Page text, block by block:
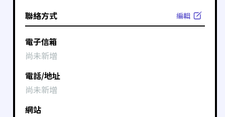
聯絡方式 編輯
電子信箱
尚未新增
電話/地址
尚未新增
網站